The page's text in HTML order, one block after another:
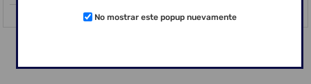
No mostrar este popup nuevamente